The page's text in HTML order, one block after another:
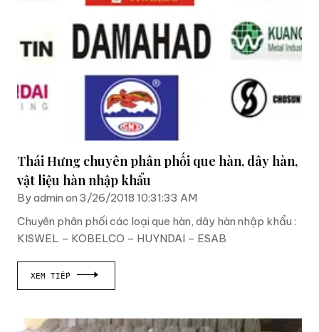
Thái Hưng chuyên phân phối que hàn, dây hàn,
vật liệu hàn nhập khẩu
By admin on 3/26/2018 10:31:33 AM
Chuyên phân phối các loại que hàn, dây hàn nhập khẩu :
KISWEL – KOBELCO – HUYNDAI – ESAB
XEM TIẾP